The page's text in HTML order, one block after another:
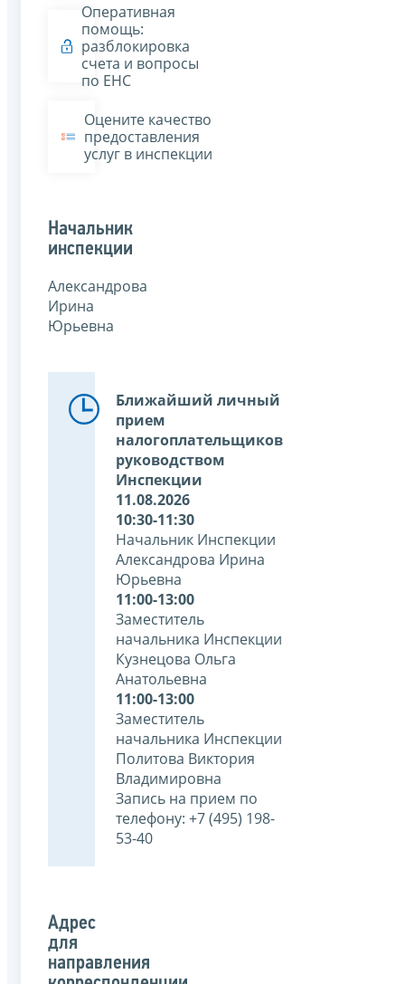
Оперативная
помощь:
разблокировка
счета и вопросы
по ЕНС
Оцените качество
предоставления
услуг в инспекции
Начальник
инспекции
Александрова
Ирина
Юрьевна
Ближайший личный
прием
налогоплательщиков
руководством
Инспекции
11.08.2026
10:30-11:30
Начальник Инспекции
Александрова Ирина
Юрьевна
11:00-13:00
Заместитель
начальника Инспекции
Кузнецова Ольга
Анатольевна
11:00-13:00
Заместитель
начальника Инспекции
Политова Виктория
Владимировна
Запись на прием по
телефону: +7 (495) 198-
53-40
Адрес
для
направления